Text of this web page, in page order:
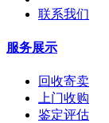
联系我们
服务展示
回收寄卖
上门收购
鉴定评估